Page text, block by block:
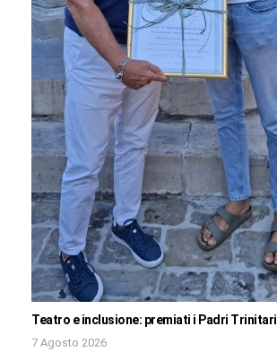
Teatro e inclusione: premiati i Padri Trinitari
7 Agosto 2026